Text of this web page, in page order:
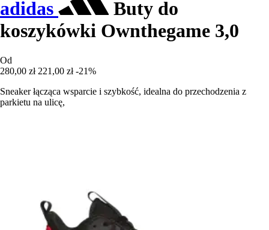
adidas
Buty do
koszykówki Ownthegame 3,0
Od
280,00 zł 221,00 zł -21%
Sneaker łącząca wsparcie i szybkość, idealna do przechodzenia z
parkietu na ulicę,